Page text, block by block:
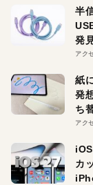
半
発
アク
紙
発
ち
アク
カ